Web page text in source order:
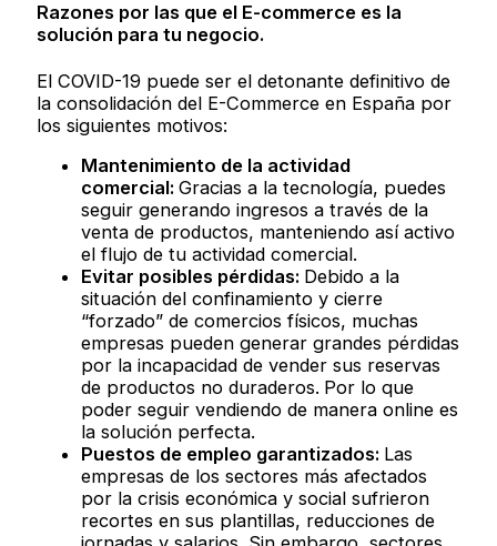
Razones por las que el E-commerce es la
solución para tu negocio.
El COVID-19 puede ser el detonante definitivo de
la consolidación del E-Commerce en España por
los siguientes motivos:
Mantenimiento de la actividad
comercial:Gracias a la tecnología, puedes
seguir generando ingresos a través de la
venta de productos, manteniendo así activo
el flujo de tu actividad comercial.
Evitar posibles pérdidas: Debido a la
situación del confinamiento y cierre
“forzado” de comercios físicos, muchas
empresas pueden generar grandes pérdidas
por la incapacidad de vender sus reservas
de productos no duraderos. Por lo que
poder seguir vendiendo de manera online es
la solución perfecta.
Puestos de empleo garantizados: Las
empresas de los sectores más afectados
por la crisis económica y social sufrieron
recortes en sus plantillas, reducciones de